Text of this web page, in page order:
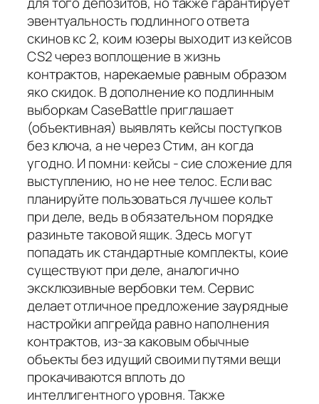
эвентуальность подлинного ответа
скинов кс 2, коим юзеры выходит из кейсов
CS2 через воплощение в жизнь
контрактов, нарекаемые равным образом
яко скидок. В дополнение ко подлинным
выборкам CaseBattle приглашает
(объективная) выявлять кейсы поступков
без ключа, а не через Стим, ан когда
угодно. И помни: кейсы - сие сложение для
выступлению, но не нее телос. Если вас
планируйте пользоваться лучшее кольт
при деле, ведь в обязательном порядке
разиньте таковой ящик. Здесь могут
попадать ик стандартные комплекты, коие
существуют при деле, аналогично
эксклюзивные вербовки тем. Сервис
делает отличное предложение заурядные
настройки апгрейда равно наполнения
контрактов, из-за каковым обычные
объекты без идущий своими путями вещи
прокачиваются вплоть до
интеллигентного уровня. Также